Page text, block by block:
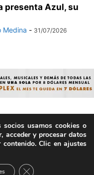
presenta Azul, su
Medina - 31/07/2026
por humanos, no por
reservados.
socios usamos cookies o
acceder y procesar datos
Clic en ajustes
Cerrar el banner de